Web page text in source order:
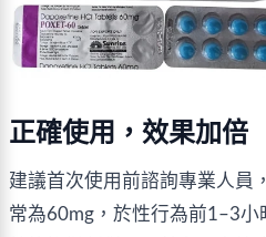
正確使用，效果加倍
建議首次使用前諮詢專業人員
常為60mg，於性行為前1–3